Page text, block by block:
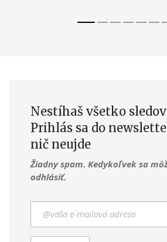
Nestíhaš všetko
Prihlás sa do
nič neujde
Žiadny spam. Kedykoľvek sa
odhlásiť.